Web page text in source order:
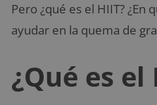
Pero ¿qué es el HIIT? ¿En
ayudar en la quema de
¿Qué es el